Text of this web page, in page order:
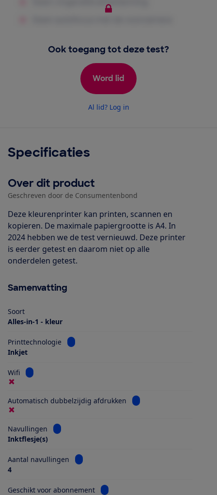
Ook toegang tot deze test?
Word lid
Al lid? Log in
Specificaties
Over dit product
Geschreven door de Consumentenbond
Deze kleurenprinter kan printen, scannen en
kopieren. De maximale papiergrootte is A4. In
2024 hebben we de test vernieuwd. Deze printer
is eerder getest en daarom niet op alle
onderdelen getest.
Samenvatting
Soort
Alles-in-1 - kleur
Printtechnologie
Bekijk informatie voor Printtechnologie
Inkjet
Wifi Bekijk informatie voor Wifi
Automatisch dubbelzijdig afdrukken Bekijk informatie voor
Navullingen
Bekijk informatie voor Navullingen
Inktflesje(s)
Aantal navullingen
Bekijk informatie voor Aantal navullingen
4
Geschikt voor abonnement
Bekijk informatie voor Geschikt